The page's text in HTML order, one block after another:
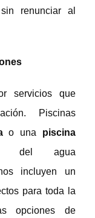
renunciar al
servicios que
Piscinas
o una piscina
del agua
incluyen un
para toda la
opciones de